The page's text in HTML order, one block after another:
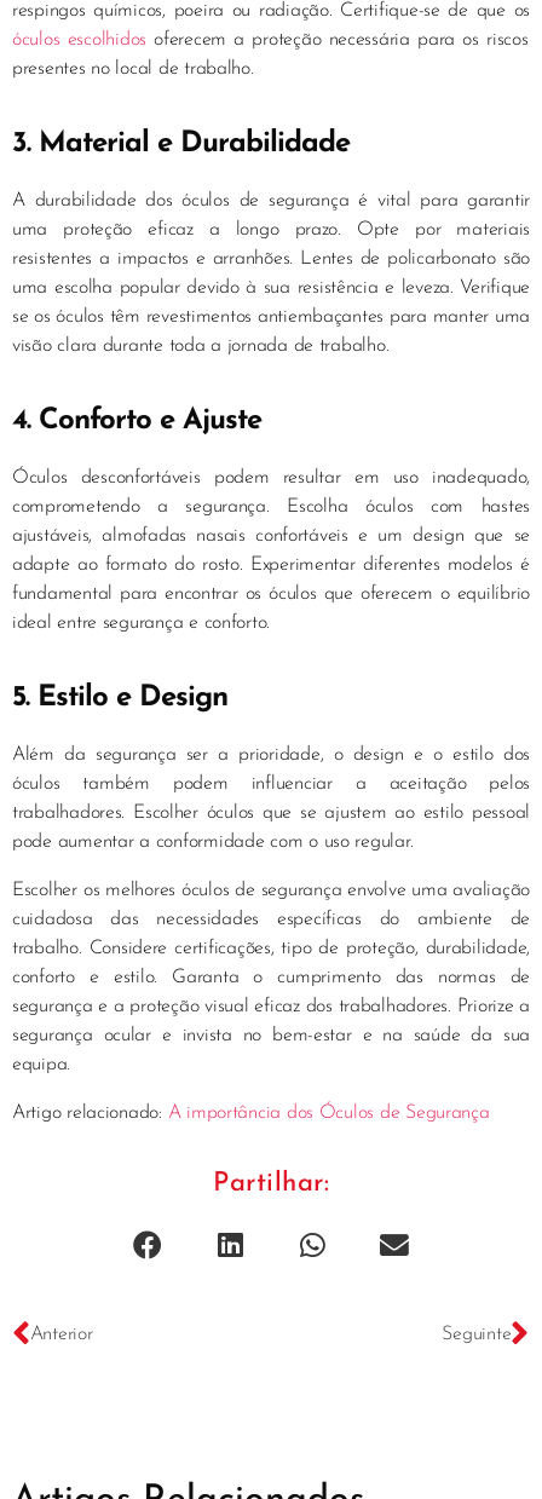
respingos químicos, poeira ou radiação. Certifique-se de que os
óculos escolhidos oferecem a proteção necessária para os riscos
presentes no local de trabalho.
3. Material e Durabilidade
A durabilidade dos óculos de segurança é vital para garantir
uma proteção eficaz a longo prazo. Opte por materiais
resistentes a impactos e arranhões. Lentes de policarbonato são
uma escolha popular devido à sua resistência e leveza. Verifique
se os óculos têm revestimentos antiembaçantes para manter uma
visão clara durante toda a jornada de trabalho.
4. Conforto e Ajuste
Óculos desconfortáveis podem resultar em uso inadequado,
comprometendo a segurança. Escolha óculos com hastes
ajustáveis, almofadas nasais confortáveis e um design que se
adapte ao formato do rosto. Experimentar diferentes modelos é
fundamental para encontrar os óculos que oferecem o equilíbrio
ideal entre segurança e conforto.
5. Estilo e Design
Além da segurança ser a prioridade, o design e o estilo dos
óculos também podem influenciar a aceitação pelos
trabalhadores. Escolher óculos que se ajustem ao estilo pessoal
pode aumentar a conformidade com o uso regular.
Escolher os melhores óculos de segurança envolve uma avaliação
cuidadosa das necessidades específicas do ambiente de
trabalho. Considere certificações, tipo de proteção, durabilidade,
conforto e estilo. Garanta o cumprimento das normas de
segurança e a proteção visual eficaz dos trabalhadores. Priorize a
segurança ocular e invista no bem-estar e na saúde da sua
equipa.
Artigo relacionado: A importância dos Óculos de Segurança
Partilhar:
Anterior Seguinte